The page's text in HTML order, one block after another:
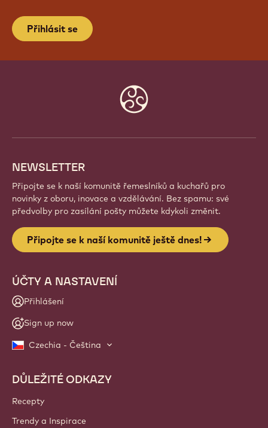
Přihlásit se
NEWSLETTER
Připojte se k naší komunitě řemeslníků a kuchařů pro
novinky z oboru, inovace a vzdělávání. Bez spamu: své
předvolby pro zasílání pošty můžete kdykoli změnit.
Připojte se k naší komunitě ještě dnes!
ÚČTY A NASTAVENÍ
Přihlášení
Sign up now
Czechia - Čeština
Footer
Callebaut
DŮLEŽITÉ ODKAZY
Recepty
Trendy a Inspirace